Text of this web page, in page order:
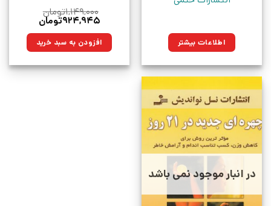
اطلاعات بیشتر
۱,۱۴۹,۰۰۰تومان
قیمت
۱,۱۴۹,۰۰۰تومان
بود.
۹۲۴,۹۴۵تومان
۹۲۴,۹۴۵تومان.افزودن به سبد خرید
در انبار موجود نمی باشد